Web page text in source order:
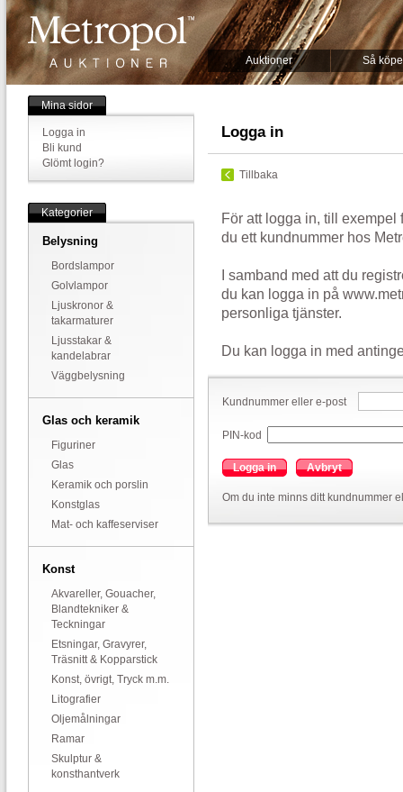
Auktioner Så
Mina sidor
Logga in
Bli kund
Glömt login?
Kategorier
Belysning
Bordslampor
Golvlampor
Ljuskronor &
takarmaturer
Ljusstakar &
kandelabrar
Väggbelysning
Glas och keramik
Figuriner
Glas
Keramik och porslin
Konstglas
Mat- och kaffeserviser
Konst
Akvareller, Gouacher,
Blandtekniker &
Teckningar
Etsningar, Gravyrer,
Träsnitt & Kopparstick
Konst, övrigt, Tryck m.m.
Litografier
Oljemålningar
Ramar
Skulptur &
konsthantverk
Logga in
Tillbaka
För att logga in, till exempel
du ett kundnummer hos
I samband med att du
du kan logga in på
personliga tjänster.
Du kan logga in med
Kundnummer eller e-post
PIN-kod
Logga in Avbryt
Om du inte minns ditt kundnummer